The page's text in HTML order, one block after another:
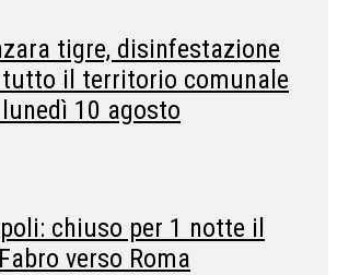
tigre, disinfestazione
il territorio comunale
10 agosto
chiuso per 1 notte il
verso Roma